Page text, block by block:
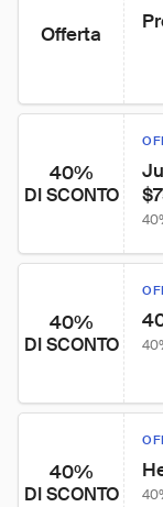
Offerta
40%
DI SCONTO
40%
DI SCONTO
40%
DI SCONTO